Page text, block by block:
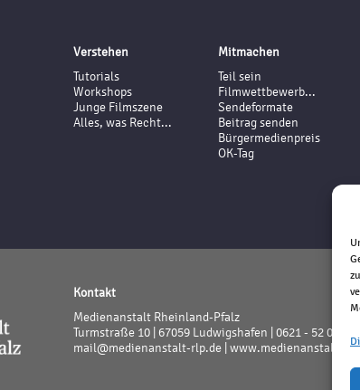
Verstehen
Tutorials
Workshops
Junge Filmszene
Alles, was Recht...
Mitmachen
Teil sein
Filmwettbewerb...
Sendeformate
Beitrag senden
Bürgermedienpreis
OK-Tag
Kontakt
Medienanstalt Rheinland-Pfalz
Turmstraße 10 | 67059 Ludwigshafen | 0621 - 52 02 - 0
mail@medienanstalt-rlp.de | www.medienanstalt-